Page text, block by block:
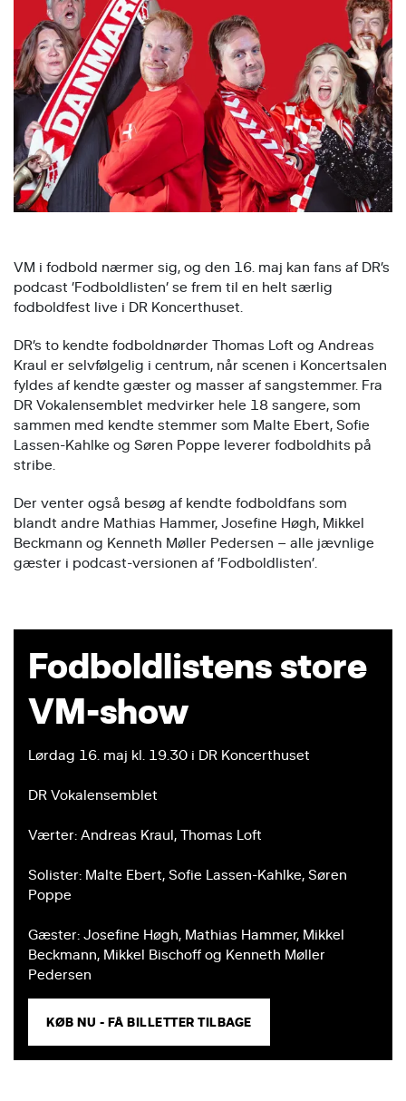
VM i fodbold nærmer sig, og den 16. maj kan fans af DR’s
podcast ’Fodboldlisten’ se frem til en helt særlig
fodboldfest live i DR Koncerthuset.
DR’s to kendte fodboldnørder Thomas Loft og Andreas
Kraul er selvfølgelig i centrum, når scenen i Koncertsalen
fyldes af kendte gæster og masser af sangstemmer. Fra
DR Vokalensemblet medvirker hele 18 sangere, som
sammen med kendte stemmer som Malte Ebert, Sofie
Lassen-Kahlke og Søren Poppe leverer fodboldhits på
stribe.
Der venter også besøg af kendte fodboldfans som
blandt andre Mathias Hammer, Josefine Høgh, Mikkel
Beckmann og Kenneth Møller Pedersen – alle jævnlige
gæster i podcast-versionen af ’Fodboldlisten’.
Fodboldlistens store
VM-show
Lørdag 16. maj kl. 19.30 i DR Koncerthuset
DR Vokalensemblet
Værter: Andreas Kraul, Thomas Loft
Solister: Malte Ebert, Sofie Lassen-Kahlke, Søren
Poppe
Gæster: Josefine Høgh, Mathias Hammer, Mikkel
Beckmann, Mikkel Bischoff og Kenneth Møller
Pedersen
KØB NU - FÅ BILLETTER TILBAGE